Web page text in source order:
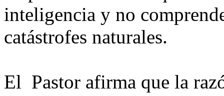
inteligencia y no
catástrofes naturales.
El Pastor afirma que la